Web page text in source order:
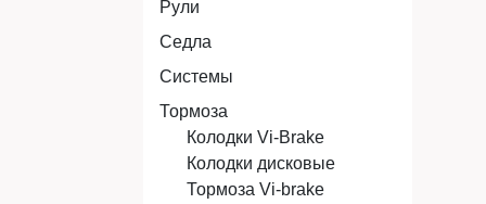
Рули
Седла
Системы
Тормоза
Колодки Vi-Brake
Колодки дисковые
Тормоза Vi-brake